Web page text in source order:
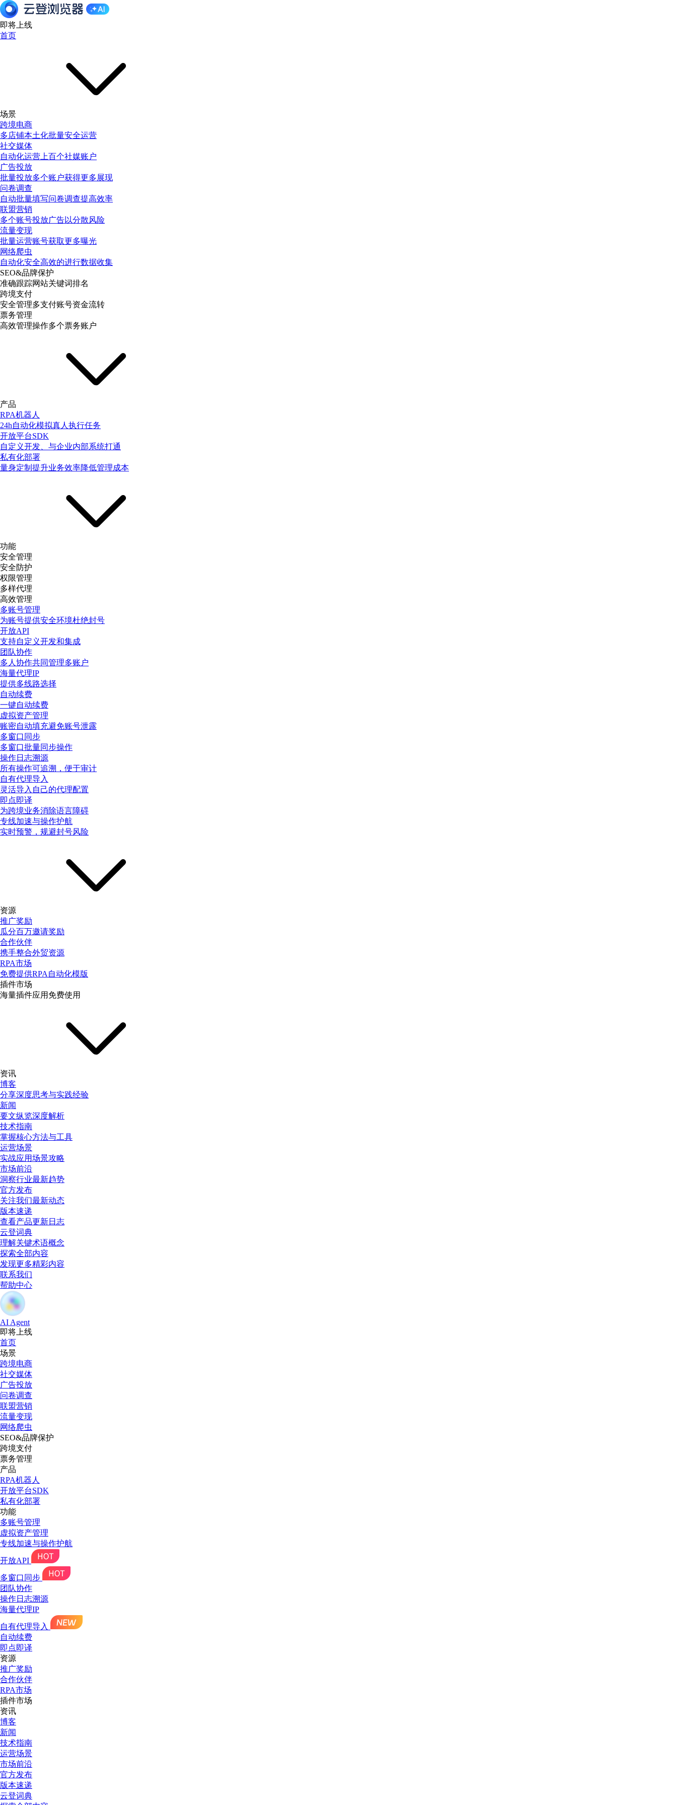
即将上线
首页
场景
跨境电商
多店铺本土化批量安全运营
社交媒体
自动化运营上百个社媒账户
广告投放
批量投放多个账户获得更多展现
问卷调查
自动批量填写问卷调查提高效率
联盟营销
多个账号投放广告以分散风险
流量变现
批量运营账号获取更多曝光
网络爬虫
自动化安全高效的进行数据收集
SEO&品牌保护
准确跟踪网站关键词排名
跨境支付
安全管理多支付账号资金流转
票务管理
高效管理操作多个票务账户
产品
RPA机器人
24h自动化模拟真人执行任务
开放平台SDK
自定义开发、与企业内部系统打通
私有化部署
量身定制提升业务效率降低管理成本
功能
安全管理
安全防护
权限管理
多样代理
高效管理
多账号管理
为账号提供安全环境杜绝封号
开放API
支持自定义开发和集成
团队协作
多人协作共同管理多账户
海量代理IP
提供多线路选择
自动续费
一键自动续费
虚拟资产管理
账密自动填充避免账号泄露
多窗口同步
多窗口批量同步操作
操作日志溯源
所有操作可追溯，便于审计
自有代理导入
灵活导入自己的代理配置
即点即译
为跨境业务消除语言障碍
专线加速与操作护航
实时预警，规避封号风险
资源
推广奖励
瓜分百万邀请奖励
合作伙伴
携手整合外贸资源
RPA市场
免费提供RPA自动化模版
插件市场
海量插件应用免费使用
资讯
博客
分享深度思考与实践经验
新闻
要文纵览深度解析
技术指南
掌握核心方法与工具
运营场景
实战应用场景攻略
市场前沿
洞察行业最新趋势
官方发布
关注我们最新动态
版本速递
查看产品更新日志
云登词典
理解关键术语概念
探索全部内容
发现更多精彩内容
联系我们
帮助中心
AI Agent
即将上线
首页
场景
跨境电商
社交媒体
广告投放
问卷调查
联盟营销
流量变现
网络爬虫
SEO&品牌保护
跨境支付
票务管理
产品
RPA机器人
开放平台SDK
私有化部署
功能
多账号管理
虚拟资产管理
专线加速与操作护航
开放API
多窗口同步
团队协作
操作日志溯源
海量代理IP
自有代理导入
自动续费
即点即译
资源
推广奖励
合作伙伴
RPA市场
插件市场
资讯
博客
新闻
技术指南
运营场景
市场前沿
官方发布
版本速递
云登词典